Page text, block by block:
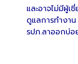
และอาจไม่มีผู้
ดูแลการทำงา
รปภ.ลาออกบ่อ